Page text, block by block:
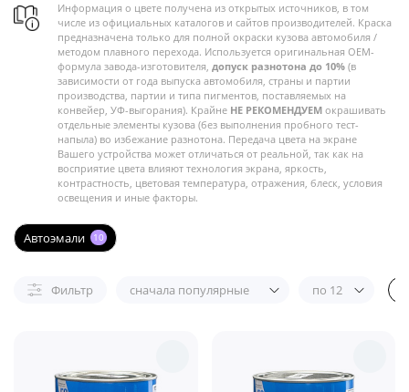
Информация о цвете получена из открытых источников, в том
числе из официальных каталогов и сайтов производителей. Краска
предназначена только для полной окраски кузова автомобиля /
методом плавного перехода. Используется оригинальная OEM-
формула завода-изготовителя, допуск разнотона до 10% (в
зависимости от года выпуска автомобиля, страны и партии
производства, партии и типа пигментов, поставляемых на
конвейер, УФ-выгорания). Крайне НЕ РЕКОМЕНДУЕМ окрашивать
отдельные элементы кузова (без выполнения пробного тест-
напыла) во избежание разнотона. Передача цвета на экране
Вашего устройства может отличаться от реальной, так как на
восприятие цвета влияют технология экрана, яркость,
контрастность, цветовая температура, отражения, блеск, условия
освещения и иные факторы.
Автоэмали 10
Фильтр сначала популярные по 12